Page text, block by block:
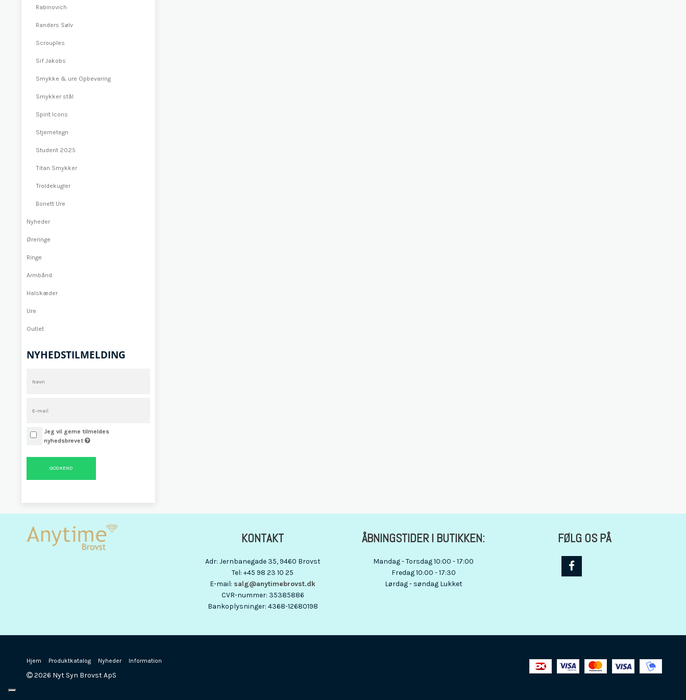
Rabinovich
Randers Sølv
Scrouples
Sif Jakobs
Smykke & ure Opbevaring
Smykker stål
Spirit Icons
Stjernetegn
Student 2025
Titan Smykker
Troldekugler
Bonett Ure
Nyheder
Øreringe
Ringe
Armbånd
Halskæder
Ure
Outlet
NYHEDSTILMELDING
Jeg vil gerne tilmeldes
nyhedsbrevet
GODKEND
KONTAKT
Adr: Jernbanegade 35, 9460 Brovst
Tel: +45 98 23 10 25
E-mail: salg@anytimebrovst.dk
CVR-nummer: 35385886
Bankoplysninger: 4368-12680198
ÅBNINGSTIDER I BUTIKKEN:
Mandag - Torsdag 10:00 - 17:00
Fredag 10:00 - 17:30
Lørdag - søndag Lukket
FØLG OS PÅ
Hjem Produktkatalog Nyheder Information
2026 Nyt Syn Brovst ApS